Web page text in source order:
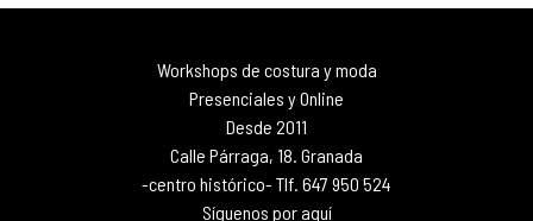
Workshops de costura y moda
Presenciales y Online
Desde 2011
Calle Párraga, 18. Granada
-centro histórico- Tlf. 647 950 524
Síguenos por aquí